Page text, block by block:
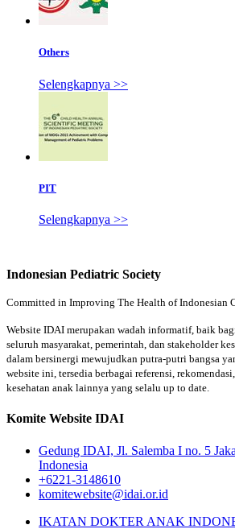
Others
Selengkapnya >>
PIT
Selengkapnya >>
Indonesian Pediatric Society
Committed in Improving The Health of Indonesian
Website IDAI merupakan wadah informatif, baik
seluruh masyarakat, pemerintah, dan stakeholder
dalam bersinergi mewujudkan putra-putri bangsa
website ini, tersedia berbagai referensi,
kesehatan anak lainnya yang selalu up to date.
Komite Website IDAI
Gedung IDAI, Jl. Salemba I no. 5
Indonesia
+6221-3148610
komitewebsite@idai.or.id
IKATAN DOKTER ANAK